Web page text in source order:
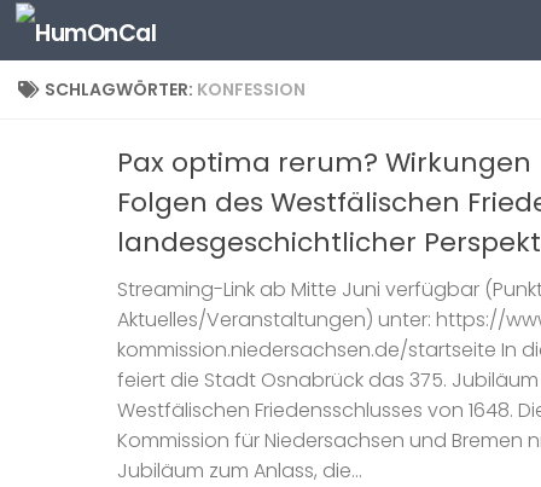
Zum Inhalt springen
SCHLAGWÖRTER: KONFESSION
Pax optima rerum?
Folgen des Westfälischen
landesgeschichtlicher
Streaming-Link ab Mitte Juni verfügbar
Aktuelles/Veranstaltungen) unter: https://
kommission.niedersachsen.de/startseite In
feiert die Stadt Osnabrück das 375.
Westfälischen Friedensschlusses von 1648.
Kommission für Niedersachsen und Bremen
Jubiläum zum Anlass, die...